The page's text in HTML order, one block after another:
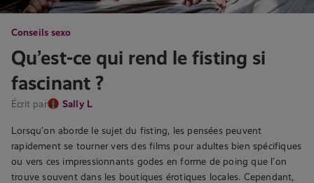
Conseils sexo
Qu’est-ce qui rend le fisting si
fascinant ?
Écrit par Sally L
Lorsqu’on aborde le sujet du fisting, les pensées peuvent
rapidement se tourner vers des films pour adultes bien spécifiques
ou vers ces impressionnants godes en forme de poing que l’on
trouve souvent dans les boutiques érotiques locales. Cependant,